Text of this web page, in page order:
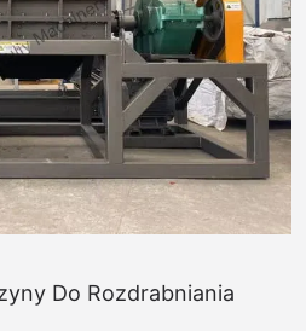
Do Rozdrabniania